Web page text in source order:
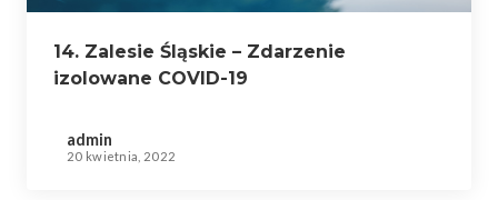
14. Zalesie Śląskie – Zdarzenie
izolowane COVID-19
admin
20 kwietnia, 2022